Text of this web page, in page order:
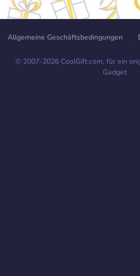
Allgemeine Geschäftsbedingungen
© 2007-2026CoolGift.com, für ein
Gadget